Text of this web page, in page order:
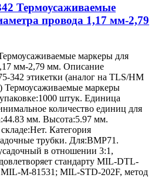
Термоусаживаемые
провода 1,17 мм-2,79
маркеры для
мм-2,79 мм. Описание
342 этикетки (аналог на TLS/HM
Термоусаживаемые маркеры
штук. Единица
количество единиц для
мм. Высота:5.97 мм.
Категория
трубки. Для:BMP71.
в отношении 3:1,
стандарту MIL-DTL-
MIL-M-81531; MIL-STD-202F, метод